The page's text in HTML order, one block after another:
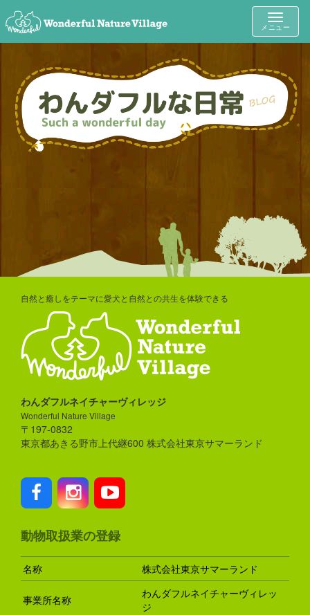
Toggle
メニュー
自然と癒しをテーマに愛犬と自然との共生を体験できる
わんダフルネイチャーヴィレッジ
Wonderful Nature Village
〒197-0832
東京都あきる野市上代継600 株式会社東京サマーランド
動物取扱業の登録
名称 株式会社東京サマーランド
事業所名称
わんダフルネイチャーヴィレッ
ジ